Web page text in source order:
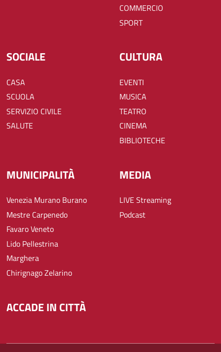
COMMERCIO
SPORT
SOCIALE
CASA
SCUOLA
SERVIZIO CIVILE
SALUTE
CULTURA
EVENTI
MUSICA
TEATRO
CINEMA
BIBLIOTECHE
MUNICIPALITÀ
Venezia Murano Burano
Mestre Carpenedo
Favaro Veneto
Lido Pellestrina
Marghera
Chirignago Zelarino
MEDIA
LIVE Streaming
Podcast
ACCADE IN CITTÀ